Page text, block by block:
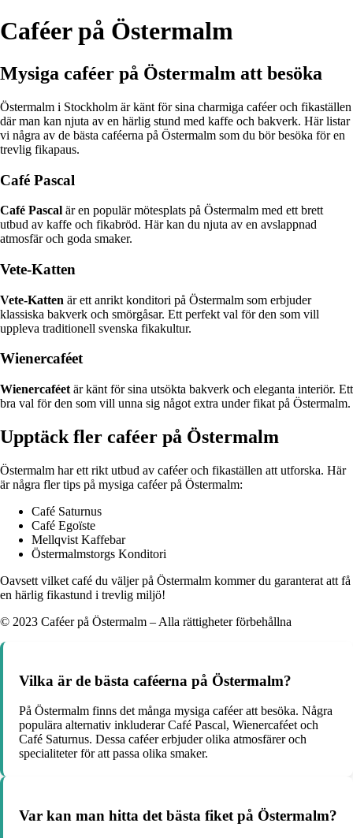
Caféer på Östermalm
Mysiga caféer på Östermalm att besöka
Östermalm i Stockholm är känt för sina charmiga caféer och fikaställen
där man kan njuta av en härlig stund med kaffe och bakverk. Här listar
vi några av de bästa caféerna på Östermalm som du bör besöka för en
trevlig fikapaus.
Café Pascal
Café Pascal är en populär mötesplats på Östermalm med ett brett
utbud av kaffe och fikabröd. Här kan du njuta av en avslappnad
atmosfär och goda smaker.
Vete-Katten
Vete-Katten är ett anrikt konditori på Östermalm som erbjuder
klassiska bakverk och smörgåsar. Ett perfekt val för den som vill
uppleva traditionell svenska fikakultur.
Wienercaféet
Wienercaféet är känt för sina utsökta bakverk och eleganta interiör. Ett
bra val för den som vill unna sig något extra under fikat på Östermalm.
Upptäck fler caféer på Östermalm
Östermalm har ett rikt utbud av caféer och fikaställen att utforska. Här
är några fler tips på mysiga caféer på Östermalm:
Café Saturnus
Café Egoïste
Mellqvist Kaffebar
Östermalmstorgs Konditori
Oavsett vilket café du väljer på Östermalm kommer du garanterat att få
en härlig fikastund i trevlig miljö!
© 2023 Caféer på Östermalm – Alla rättigheter förbehållna
Vilka är de bästa caféerna på Östermalm?
På Östermalm finns det många mysiga caféer att besöka. Några
populära alternativ inkluderar Café Pascal, Wienercaféet och
Café Saturnus. Dessa caféer erbjuder olika atmosfärer och
specialiteter för att passa olika smaker.
Var kan man hitta det bästa fiket på Östermalm?